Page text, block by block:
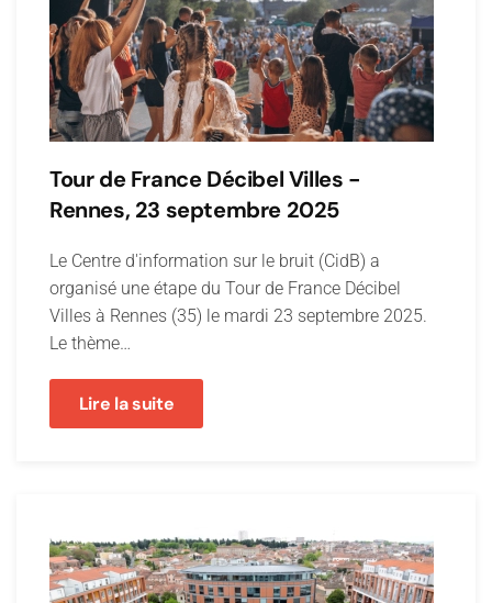
Tour de France Décibel Villes -
Rennes, 23 septembre 2025
Le Centre d'information sur le bruit (CidB) a
organisé une étape du Tour de France Décibel
Villes à Rennes (35) le mardi 23 septembre 2025.
Le thème…
Lire la suite